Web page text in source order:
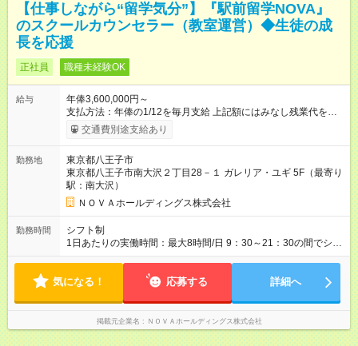
【仕事しながら“留学気分”】『駅前留学NOVA』
のスクールカウンセラー（教室運営）◆生徒の成
長を応援
正社員 職種未経験OK
給与
年俸3,600,000円～
支払方法：年俸の1/12を毎月支給 上記額にはみなし残業代を含
みます。※超過分は全額支給いたします。 みなし残業代 30,000
円／月 みなし残業時間 15時間／月 ★頑張りが収入に直結！イン
ど、成果に応じて年2回インセンティブを支給します。一般職の
社員が、半期で20～30万円のインセンティブを手にした実績
も。頑張りが目に見える形で収入に還元されるため、高いモチ
ベーションで仕事に取り組めます。 ★毎月チャンスあり！スピ
ーディな昇格。 ―――――――――――― 年1回の査定に加
え、毎月、現場の管理職が優秀な人材を役員に推薦する制度が
あります。実力が認められれば、年度の途中でも昇格。実際、
アアップするケースも珍しくありません。 【試用期間】試用期
間あり 試用期間の長さ：1ヶ月 ※ 雇用形態と給与に、本採用時
と異なる部分があります。 雇用形態：インターンシップ 給与：
時給 1,400円 ～ 1,400円 ※月途中での入社の場合、その月の月
末まではインターンとして勤務になります。
交通費別途支給あり
勤務地
東京都八王子市
東京都八王子市南大沢２丁目28－１ ガレリア・ユギ 5F（最寄り
駅：南大沢）
ＮＯＶＡホールディングス株式会社
勤務時間
シフト制
1日あたりの実働時間：最大8時間/日 9：30～21：30の間でシフ
ト制 ［ シフト例 ］ ・平日⇒12：30-21：30 ・土日祝⇒10：00-
―――――――――――― 一校舎を一人で担当する場合も多い
て、明日に備えよう」など、調整しやすい環境です。
気になる！ 応募する 詳細へ
掲載元企業名 ＮＯＶＡホールディングス株式会社